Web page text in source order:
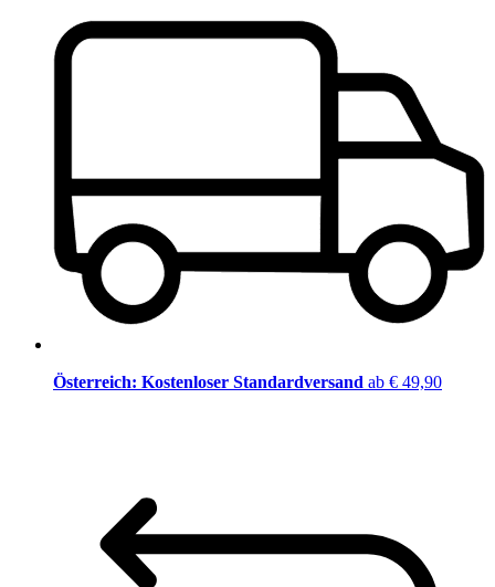
Österreich: Kostenloser Standardversand ab € 49,90